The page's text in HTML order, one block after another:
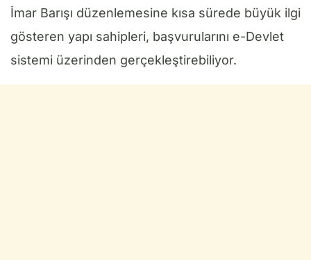
İmar Barışı düzenlemesine kısa sürede büyük ilgi
gösteren yapı sahipleri, başvurularını e-Devlet
sistemi üzerinden gerçekleştirebiliyor.